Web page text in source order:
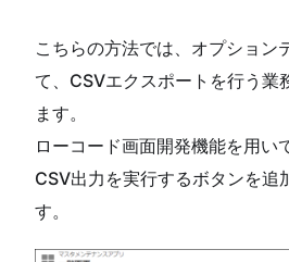
こちらの方法では、オプション
て、CSVエクスポートを行う業
ます。
ローコード画面開発機能を用い
CSV出力を実行するボタンを追
す。